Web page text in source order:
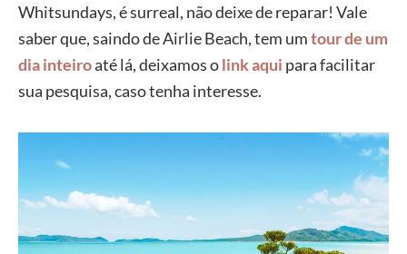
Whitsundays, é surreal, não deixe de reparar! Vale
saber que, saindo de Airlie Beach, tem umtour de um
dia inteiroaté lá, deixamos olink aqui para facilitar
sua pesquisa, caso tenha interesse.